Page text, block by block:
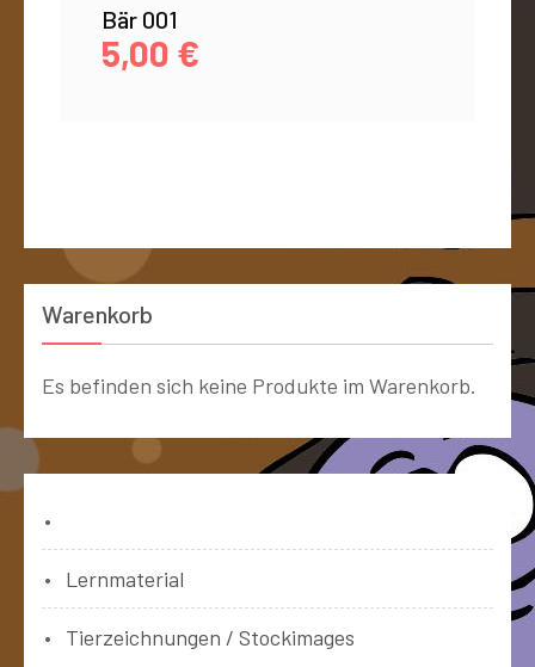
Bär 001
5,00 €
Warenkorb
Es befinden sich keine Produkte im Warenkorb.
Lernmaterial
Tierzeichnungen / Stockimages